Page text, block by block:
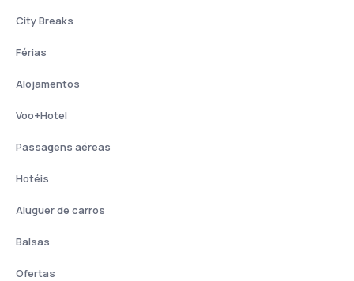
City Breaks
Férias
Alojamentos
Voo+Hotel
Passagens aéreas
Hotéis
Aluguer de carros
Balsas
Ofertas